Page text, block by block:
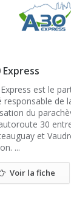
Express
est le
responsable de
du
30
et
...
Voir la fiche